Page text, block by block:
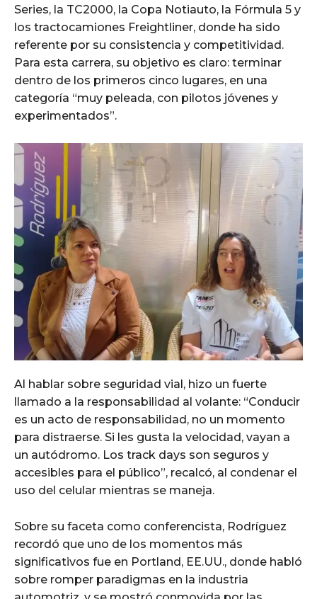
Series, la TC2000, la Copa Notiauto, la Fórmula 5 y
los tractocamiones Freightliner, donde ha sido
referente por su consistencia y competitividad.
Para esta carrera, su objetivo es claro: terminar
dentro de los primeros cinco lugares, en una
categoría “muy peleada, con pilotos jóvenes y
experimentados”.
Al hablar sobre seguridad vial, hizo un fuerte
llamado a la responsabilidad al volante: “Conducir
es un acto de responsabilidad, no un momento
para distraerse. Si les gusta la velocidad, vayan a
un autódromo. Los track days son seguros y
accesibles para el público”, recalcó, al condenar el
uso del celular mientras se maneja.
Sobre su faceta como conferencista, Rodríguez
recordó que uno de los momentos más
significativos fue en Portland, EE.UU., donde habló
sobre romper paradigmas en la industria